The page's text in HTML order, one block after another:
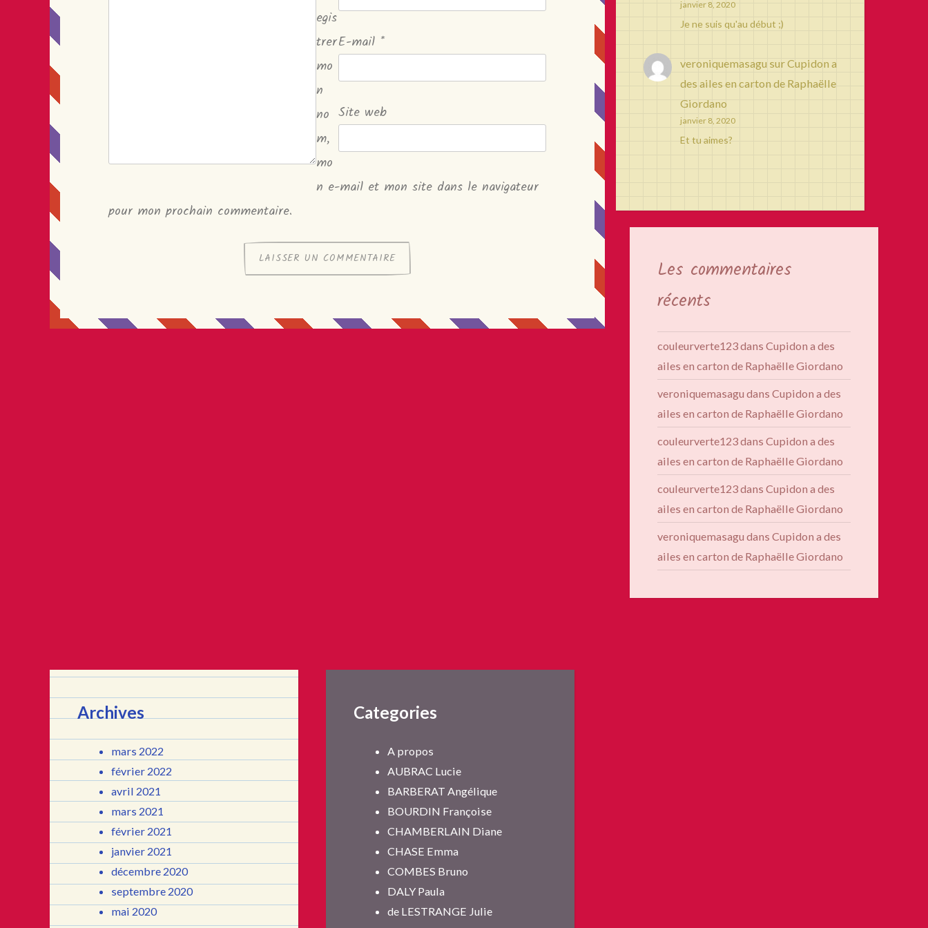
E-mail *
Site web
egis
trer
mo
n
no
m,
mo
n e-mail et mon site dans le navigateur
pour mon prochain commentaire.
janvier 8, 2020
Je ne suis qu'au début ;)
veroniquemasagu surCupidon a
des ailes en carton de Raphaëlle
Giordano
janvier 8, 2020
Et tu aimes?
Les commentaires
récents
couleurverte123dans Cupidon a des
ailes en carton de Raphaëlle Giordano
veroniquemasagu dans Cupidon a des
ailes en carton de Raphaëlle Giordano
couleurverte123dans Cupidon a des
ailes en carton de Raphaëlle Giordano
couleurverte123dans Cupidon a des
ailes en carton de Raphaëlle Giordano
veroniquemasagu dans Cupidon a des
ailes en carton de Raphaëlle Giordano
Archives
mars 2022
février 2022
avril 2021
mars 2021
février 2021
janvier 2021
décembre 2020
septembre 2020
mai 2020
Categories
A propos
AUBRAC Lucie
BARBERAT Angélique
BOURDIN Françoise
CHAMBERLAIN Diane
CHASE Emma
COMBES Bruno
DALY Paula
de LESTRANGE Julie